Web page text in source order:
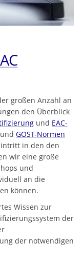
großen Anzahl an
den Überblick
und EAC-
und GOST-Normen
in den den
wir eine große
und
an die
können.
Wissen zur
der
der notwendigen